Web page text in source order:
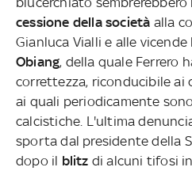
cessione della società alla
Gianluca Vialli e alle vicende
Obiang, della quale Ferrero
correttezza, riconducibile
ai quali periodicamente
calcistiche. L'ultima
sporta dal presidente della
dopo il blitz di alcuni tifosi